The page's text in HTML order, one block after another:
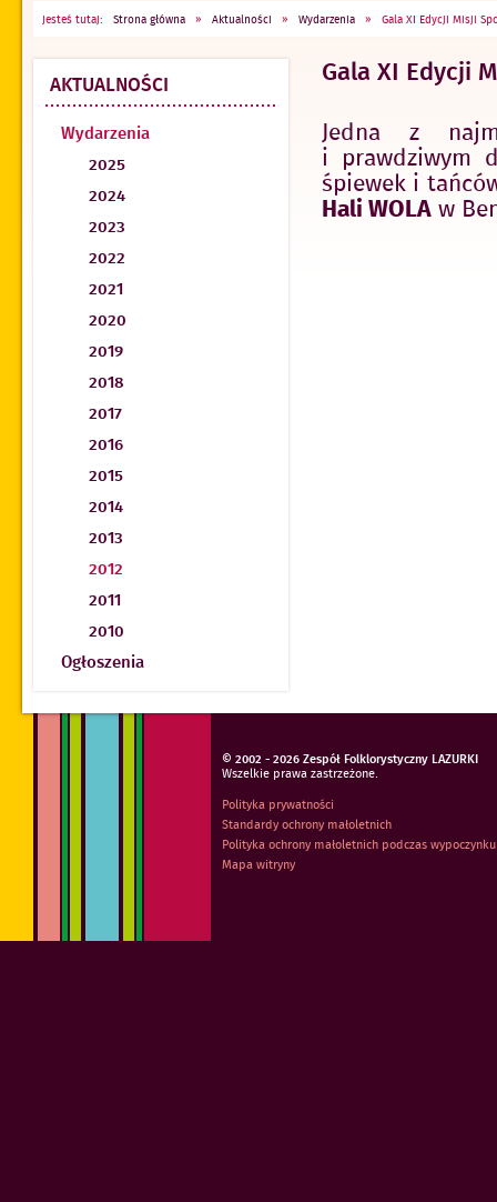
Jesteś tutaj: Strona główna » Aktualności » Wydarzenia » Gala XI Edycji Misji
AKTUALNOŚCI
Wydarzenia
2025
2024
2023
2022
2021
2020
2019
2018
2017
2016
2015
2014
2013
2012
2011
2010
Ogłoszenia
Gala XI Edycji
Jedna z
i prawdziwym
śpiewek i
Hali WOLA w
© 2002 - 2026 Zespół Folklorystyczny LAZURKI
Wszelkie prawa zastrzeżone.
Polityka prywatności
Standardy ochrony małoletnich
Polityka ochrony małoletnich podczas wypoczynku
Mapa witryny